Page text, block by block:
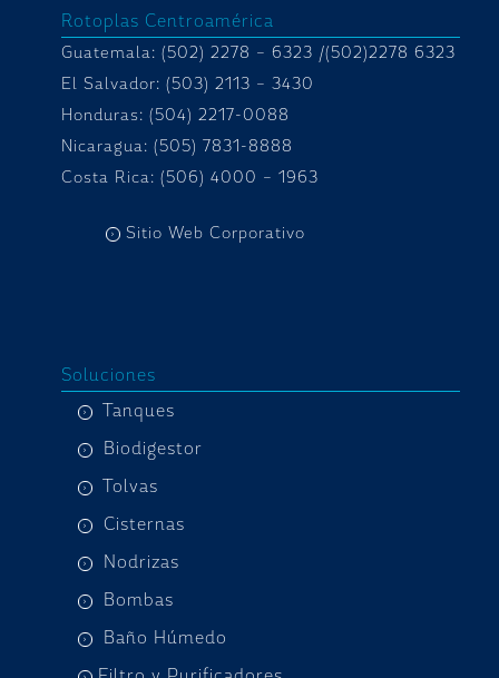
Rotoplas Centroamérica
Guatemala: (502) 2278 – 6323 /(502)2278 6323
El Salvador: (503) 2113 – 3430
Honduras: (504) 2217-0088
Nicaragua: (505) 7831-8888
Costa Rica: (506) 4000 – 1963
Sitio Web Corporativo
Soluciones
Tanques
Biodigestor
Tolvas
Cisternas
Nodrizas
Bombas
Baño Húmedo